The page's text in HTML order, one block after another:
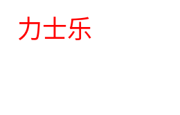
力士乐